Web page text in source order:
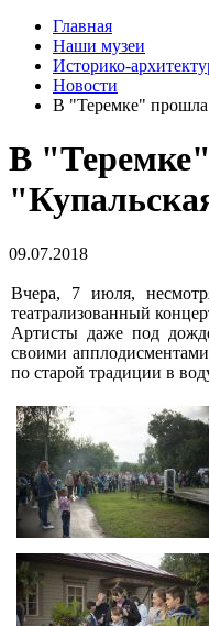
Главная
Наши музеи
Историко-
Новости
В "Теремке" прошла
В
09.07.2018
Вчера, 7 июля,
театрализованный
Артисты даже под
своими
по старой традиции в